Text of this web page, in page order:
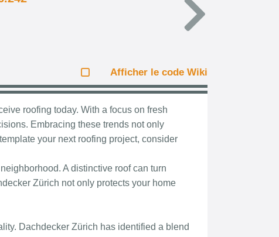
Afficher le code Wiki